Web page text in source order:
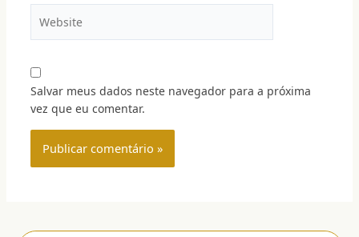
Salvar meus dados neste navegador para a próxima
vez que eu comentar.